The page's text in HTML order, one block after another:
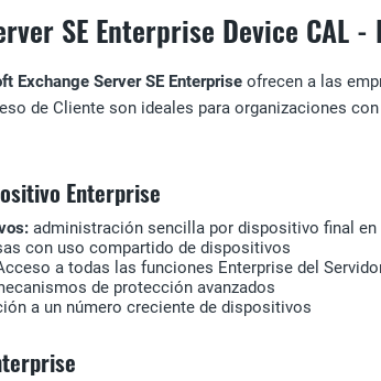
SE Enterprise Device
Exchange Server SE Enterprise ofrecen a las
de Cliente son ideales para organizaciones
Enterprise
administración sencilla por dispositivo final en
con uso compartido de dispositivos
a todas las funciones Enterprise del
de protección avanzados
a un número creciente de dispositivos